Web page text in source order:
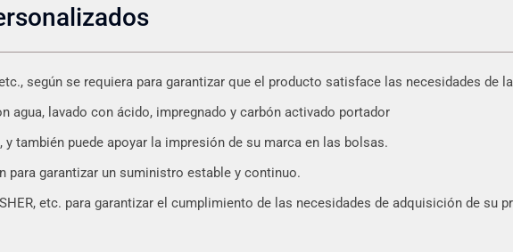
según se requiera para garantizar que el producto satisface las necesidades de
agua, lavado con ácido, impregnado y carbón activado portador
también puede apoyar la impresión de su marca en las bolsas.
para garantizar un suministro estable y continuo.
etc. para garantizar el cumplimiento de las necesidades de adquisición de su